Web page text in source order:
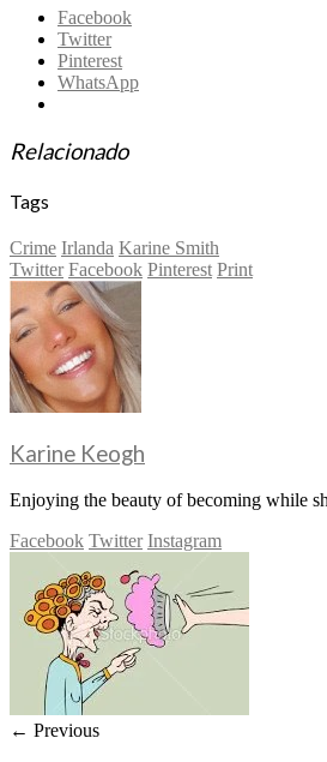
Facebook
Twitter
Pinterest
WhatsApp
Relacionado
Tags
Crime Irlanda Karine Smith
Twitter Facebook Pinterest Print
Karine Keogh
Enjoying the beauty of becoming while
Facebook Twitter Instagram
← Previous